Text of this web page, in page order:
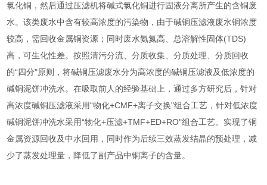
氯化铜，然后通过压滤机将碱式氯化铜进行固液分离所产生的含铜废
水。该类废水中含有较高浓度的污染物，由于碱铜压滤液废水铜浓度
较高，需回收金属铜资源；同时废水氨氮高、总溶解性固体(TDS)
高，可生化性差。按照清污分流、分质收集、分质处理、分质回收
的“四分"原则，将碱铜压滤废水分为高浓度的碱铜压滤液及低浓度的
碱铜泥饼冲洗水。在吸取前人的经验基础上，通过多方研究后，针对
高浓度碱铜压滤液采用“物化+CMF+离子交换"组合工艺，针对低浓度
碱铜泥饼冲洗水采用“物化+压滤+TMF+ED+RO"组合工艺。实现了铜
金属资源回收及中水回用，同时作为后续三效蒸发结晶的预处理，减
少了蒸发处理量，降低了副产品中铜离子的含量。